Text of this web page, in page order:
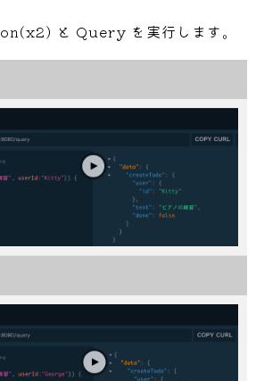
, nil
struct{ *Resolver
User(ctx context
UserID
と Query を実行します。